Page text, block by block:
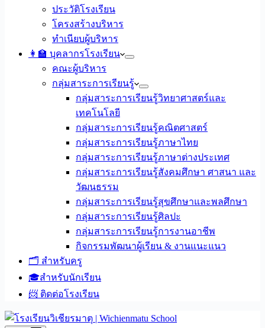
ประวัติโรงเรียน
โครงสร้างบริหาร
ทำเนียบผู้บริหาร
👩‍🏫 บุคลากรโรงเรียน
คณะผู้บริหาร
กลุ่มสาระการเรียนรู้
กลุ่มสาระการเรียนรู้วิทยาศาสตร์และ
เทคโนโลยี
กลุ่มสาระการเรียนรู้คณิตศาสตร์
กลุ่มสาระการเรียนรู้ภาษาไทย
กลุ่มสาระการเรียนรู้ภาษาต่างประเทศ
กลุ่มสาระการเรียนรู้สังคมศึกษา ศาสนา และ
วัฒนธรรม
กลุ่มสาระการเรียนรู้สุขศึกษาและพลศึกษา
กลุ่มสาระการเรียนรู้ศิลปะ
กลุ่มสาระการเรียนรู้การงานอาชีพ
กิจกรรมพัฒนาผู้เรียน & งานแนะแนว
🗂️ สำหรับครู
🎓สำหรับนักเรียน
📨 ติดต่อโรงเรียน